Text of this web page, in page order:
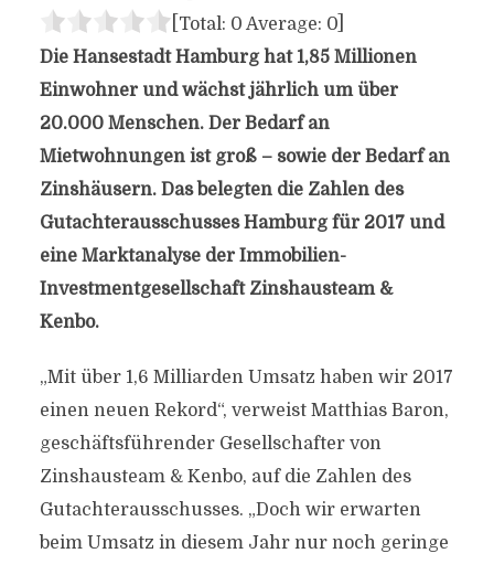
[Total: 0 Average: 0]
Die Hansestadt Hamburg hat 1,85 Millionen
Einwohner und wächst jährlich um über
20.000 Menschen. Der Bedarf an
Mietwohnungen ist groß – sowie der Bedarf an
Zinshäusern. Das belegten die Zahlen des
Gutachterausschusses Hamburg für 2017 und
eine Marktanalyse der Immobilien-
Investmentgesellschaft Zinshausteam &
Kenbo.
„Mit über 1,6 Milliarden Umsatz haben wir 2017
einen neuen Rekord“, verweist Matthias Baron,
geschäftsführender Gesellschafter von
Zinshausteam & Kenbo, auf die Zahlen des
Gutachterausschusses. „Doch wir erwarten
beim Umsatz in diesem Jahr nur noch geringe